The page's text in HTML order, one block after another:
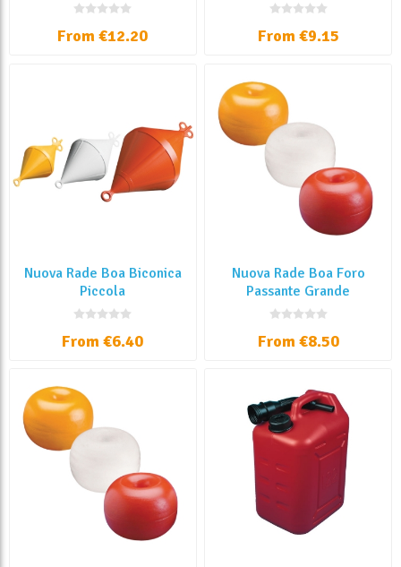
From €12.20 From €9.15
Nuova Rade Boa Biconica
Piccola
From €6.40
Nuova Rade Boa Foro
Passante Grande
From €8.50